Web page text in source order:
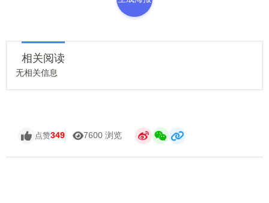
相关阅读
无相关信息
点赞349 7600 浏览